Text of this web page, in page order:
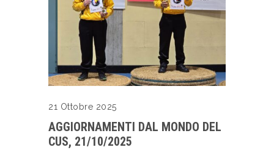
21 Ottobre 2025
AGGIORNAMENTI DAL MONDO DEL
CUS, 21/10/2025